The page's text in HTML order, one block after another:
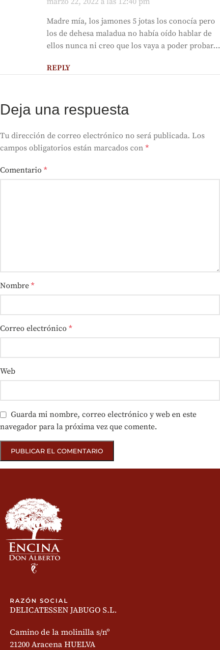
Madre mía, los jamones 5 jotas los conocía pero
los de dehesa maladua no había oído hablar de
ellos nunca ni creo que los vaya a poder probar…
REPLY
Deja una respuesta
Tu dirección de correo electrónico no será publicada. Los
campos obligatorios están marcados con *
Comentario *
Nombre *
Correo electrónico *
Web
Guarda mi nombre, correo electrónico y web en este
navegador para la próxima vez que comente.
RAZÓN SOCIAL
DELICATESSEN JABUGO S.L.
Camino de la molinilla s/nº
21200 Aracena HUELVA